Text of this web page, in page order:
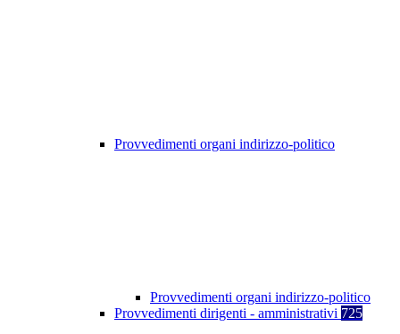
Provvedimenti organi indirizzo-politico
Provvedimenti organi indirizzo-politico
Provvedimenti dirigenti - amministrativi 725